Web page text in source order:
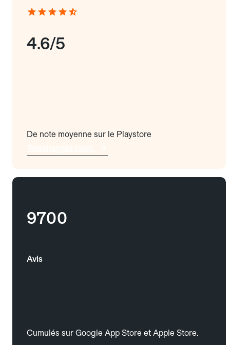
4.6/5
De note moyenne sur le Playstore
9700
Avis
Cumulés sur Google App Store et Apple Store.